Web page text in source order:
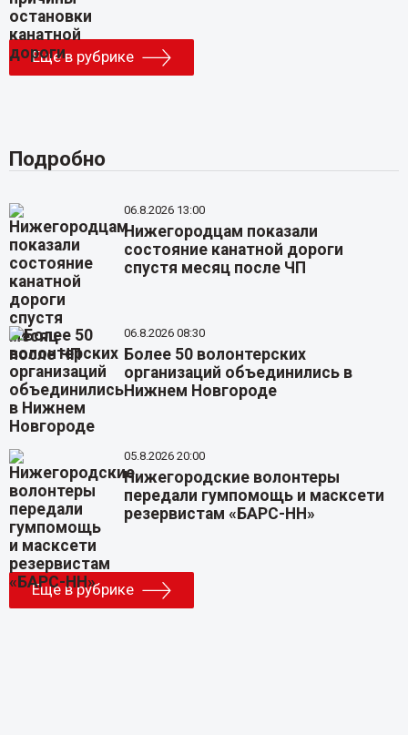
Еще в рубрике
Подробно
06.8.2026 13:00
Нижегородцам показали
состояние канатной дороги
спустя месяц после ЧП
06.8.2026 08:30
Более 50 волонтерских
организаций объединились в
Нижнем Новгороде
05.8.2026 20:00
Нижегородские волонтеры
передали гумпомощь и масксети
резервистам «БАРС-НН»
Еще в рубрике